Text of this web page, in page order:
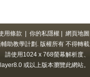
用條款 你的私隱權
網頁地圖
助教學計劃. 版權所有 不得轉載
請使用1024 x 768螢幕解析度、
或以上版本瀏覽此網站。